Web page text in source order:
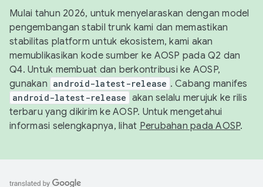
Mulai tahun 2026, untuk menyelaraskan dengan model
pengembangan stabil trunk kami dan memastikan
stabilitas platform untuk ekosistem, kami akan
memublikasikan kode sumber ke AOSP pada Q2 dan
Q4. Untuk membuat dan berkontribusi ke AOSP,
gunakan android-latest-release . Cabang manifes
android-latest-release akan selalu merujuk ke rilis
terbaru yang dikirim ke AOSP. Untuk mengetahui
informasi selengkapnya, lihat Perubahan pada AOSP.